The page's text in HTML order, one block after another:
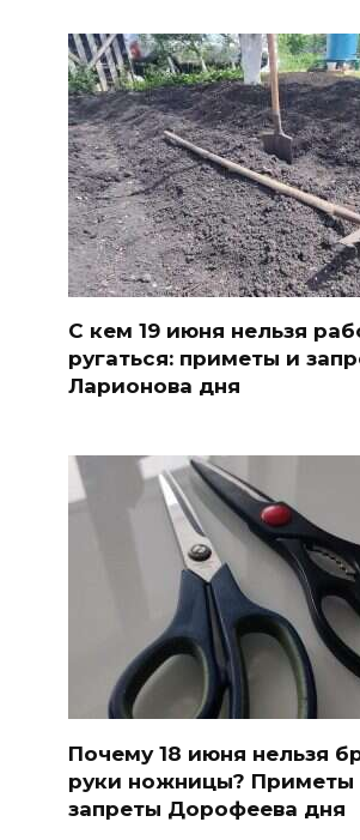
С кем 19 июня нельзя
ругаться: приметы и
Ларионова дня
Почему 18 июня нельзя
руки ножницы? Приметы
запреты Дорофеева дня